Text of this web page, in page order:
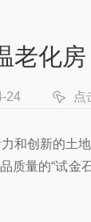
老化
24 点
创新的土地
量的“试金石